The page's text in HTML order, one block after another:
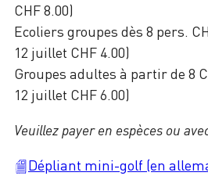
CHF 8.00)
Ecoliers groupes dès 8 pers.
12 juillet CHF 4.00)
Groupes adultes à partir de 8
12 juillet CHF 6.00)
Veuillez payer en espèces ou
Dépliant mini-golf (en